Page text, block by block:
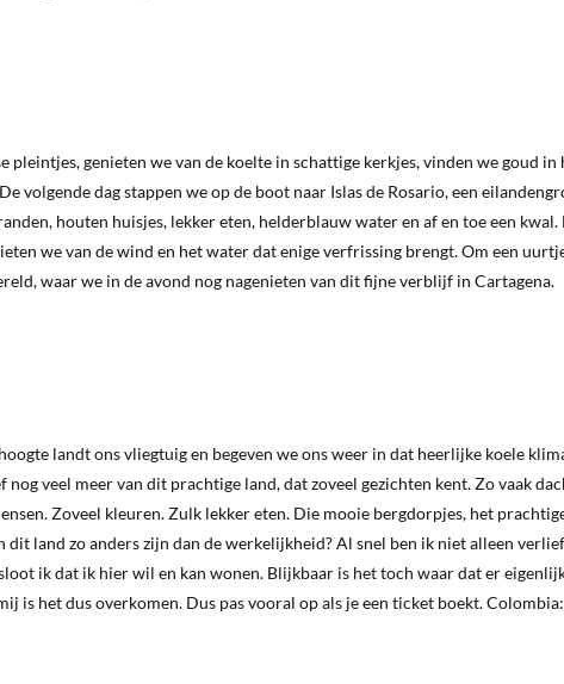
pleintjes, genieten we van de koelte in schattige kerkjes, vinden we goud in
volgende dag stappen we op de boot naar Islas de Rosario, een
houten huisjes, lekker eten, helderblauw water en af en toe een kwal.
we van de wind en het water dat enige verfrissing brengt. Om een
waar we in de avond nog nagenieten van dit fijne verblijf in Cartagena.
landt ons vliegtuig en begeven we ons weer in dat heerlijke koele
veel meer van dit prachtige land, dat zoveel gezichten kent. Zo vaak
Zoveel kleuren. Zulk lekker eten. Die mooie bergdorpjes, het
land zo anders zijn dan de werkelijkheid? Al snel ben ik niet alleen
ik dat ik hier wil en kan wonen. Blijkbaar is het toch waar dat er
is het dus overkomen. Dus pas vooral op als je een ticket boekt.